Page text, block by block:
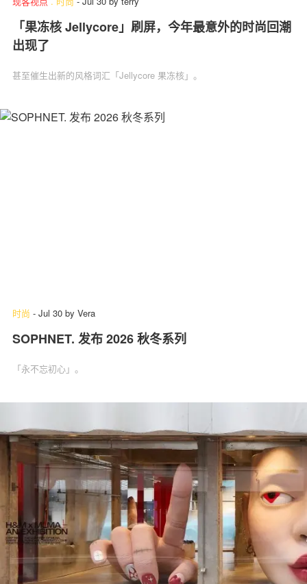
「果冻核 Jellycore」刷屏，今年最意外的时尚回潮
出现了
甚至催生出新的风格词汇「Jellycore 果冻核」。
时尚 - Jul 30 by Vera
SOPHNET. 发布 2026 秋冬系列
「永不忘初心」‌。